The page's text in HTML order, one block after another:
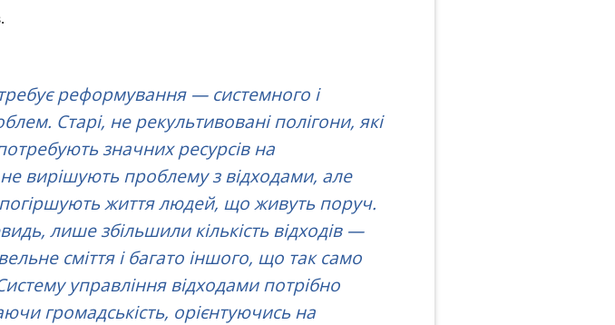
реформування — системного і
Старі, не рекультивовані полігони, які
значних ресурсів на
вирішують проблему з відходами, але
життя людей, що живуть поруч.
лише збільшили кількість відходів —
сміття і багато іншого, що так само
управління відходами потрібно
громадськість, орієнтуючись на